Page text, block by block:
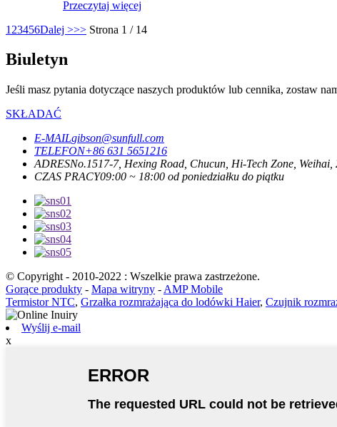
Przeczytaj więcej
1 23456Dalej >>> Strona 1 / 14
Biuletyn
Jeśli masz pytania dotyczące naszych produktów lub cennika, zostaw
SKŁADAĆ
E-MAILgibson@sunfull.com
TELEFON+86 631 5651216
ADRESNo.1517-7, Hexing Road, Chucun, Hi-Tech Zone,
CZAS PRACY09:00 ~ 18:00 od poniedziałku do piątku
© Copyright - 2010-2022 : Wszelkie prawa zastrzeżone.
Gorące produkty - Mapa witryny - AMP Mobile
Termistor NTC, Grzałka rozmrażająca do lodówki Haier, Czujnik
Wyślij e-mail
x